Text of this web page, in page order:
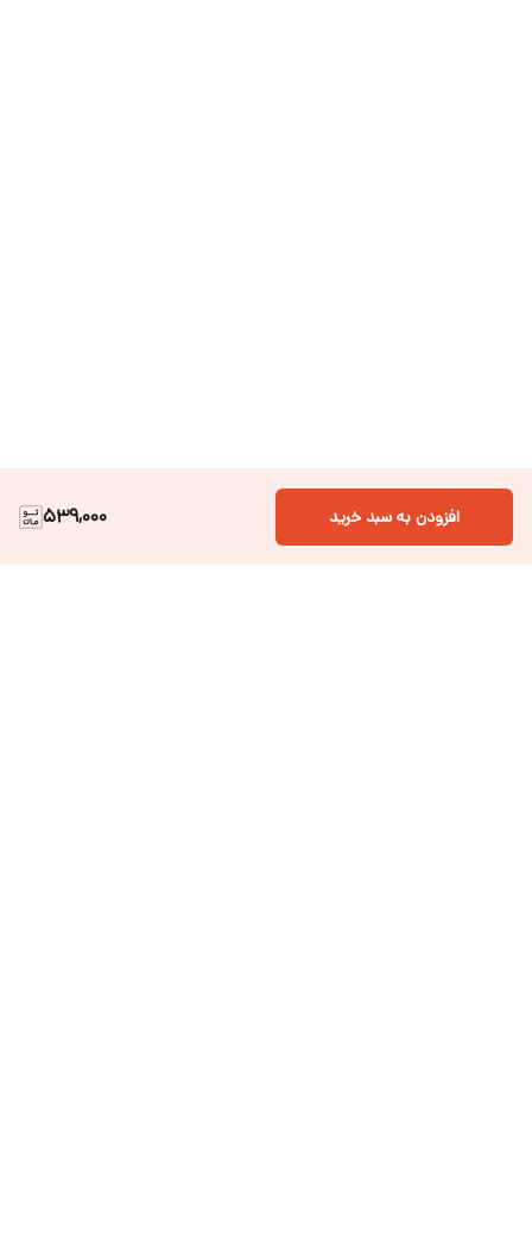
539,000 افزودن به سبد خرید